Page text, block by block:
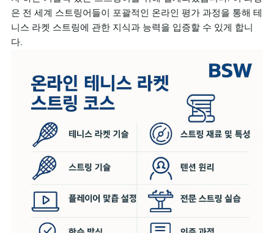
은 전 세계 스트링어들이 포괄적인 온라인 평가 과정을 통해 테
니스 라켓 스트링에 관한 지식과 능력을 입증할 수 있게 합니
다.